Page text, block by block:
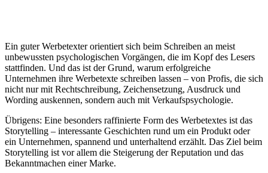
Ein guter Werbetexter orientiert sich beim Schreiben an meist
unbewussten psychologischen Vorgängen, die im Kopf des Lesers
stattfinden. Und das ist der Grund, warum erfolgreiche
Unternehmen ihre Werbetexte schreiben lassen – von Profis, die sich
nicht nur mit Rechtschreibung, Zeichensetzung, Ausdruck und
Wording auskennen, sondern auch mit Verkaufspsychologie.
Übrigens: Eine besonders raffinierte Form des Werbetextes ist das
Storytelling – interessante Geschichten rund um ein Produkt oder
ein Unternehmen, spannend und unterhaltend erzählt. Das Ziel beim
Storytelling ist vor allem die Steigerung der Reputation und das
Bekanntmachen einer Marke.